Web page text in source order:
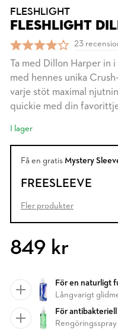
FLESHLIGHT
FLESHLIGHT
23
Ta med Dillon Harper in
med hennes unika
varje stöt maximal
quickie med din
I lager
Få en gratis Mystery
FREESLEEVE
Fler produkter
849 kr
För en naturligt
Långvarigt
För
Rengöringsspray